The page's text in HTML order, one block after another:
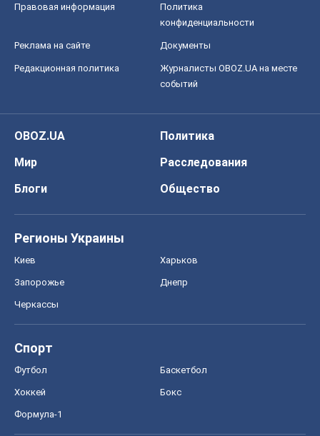
Правовая информация
Политика
конфиденциальности
Реклама на сайте Документы
Редакционная политика
Журналисты OBOZ.UA на месте
событий
OBOZ.UA
Политика
Мир
Расследования
Блоги
Общество
Регионы Украины
Киев Харьков
Запорожье Днепр
Черкассы
Спорт
Футбол Баскетбол
Хоккей Бокс
Формула-1